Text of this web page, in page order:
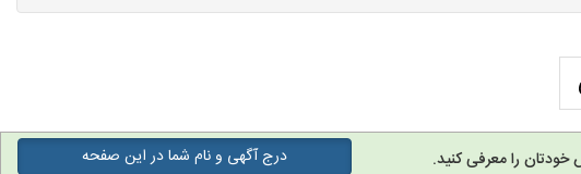
را معرفی کنید. درج آگهی و نام شما در این صفحه